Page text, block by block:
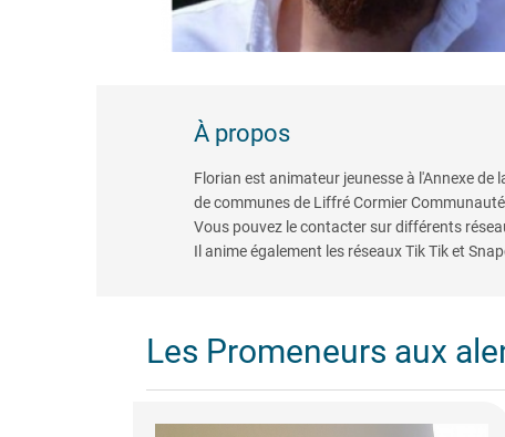
À propos
Florian est animateur jeunesse à l'Annexe
de communes de Liffré Cormier
Vous pouvez le contacter sur différents
Il anime également les réseaux Tik Tik et
Les Promeneurs aux